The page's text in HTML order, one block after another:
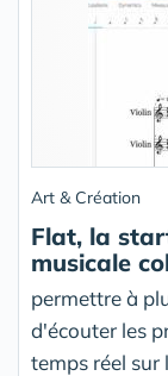
Art & Création
Flat, la
musicale
permettre à
d'écouter les
temps réel